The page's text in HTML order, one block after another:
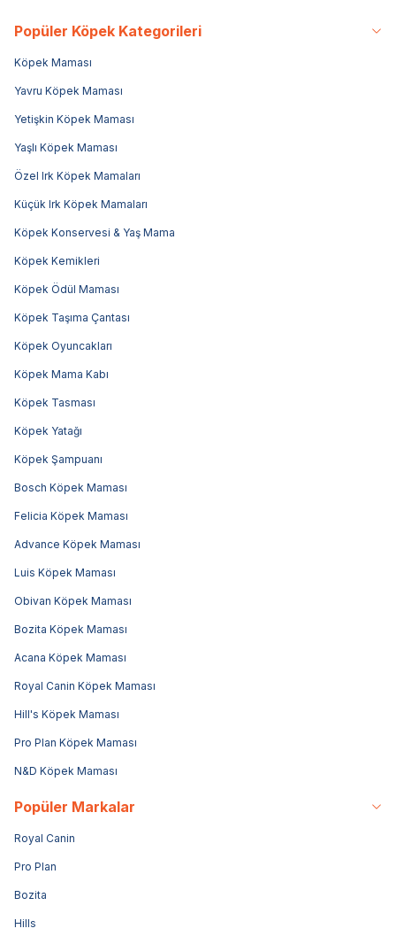
Popüler Köpek Kategorileri
Köpek Maması
Yavru Köpek Maması
Yetişkin Köpek Maması
Yaşlı Köpek Maması
Özel Irk Köpek Mamaları
Küçük Irk Köpek Mamaları
Köpek Konservesi & Yaş Mama
Köpek Kemikleri
Köpek Ödül Maması
Köpek Taşıma Çantası
Köpek Oyuncakları
Köpek Mama Kabı
Köpek Tasması
Köpek Yatağı
Köpek Şampuanı
Bosch Köpek Maması
Felicia Köpek Maması
Advance Köpek Maması
Luis Köpek Maması
Obivan Köpek Maması
Bozita Köpek Maması
Acana Köpek Maması
Royal Canin Köpek Maması
Hill's Köpek Maması
Pro Plan Köpek Maması
N&D Köpek Maması
Popüler Markalar
Royal Canin
Pro Plan
Bozita
Hills